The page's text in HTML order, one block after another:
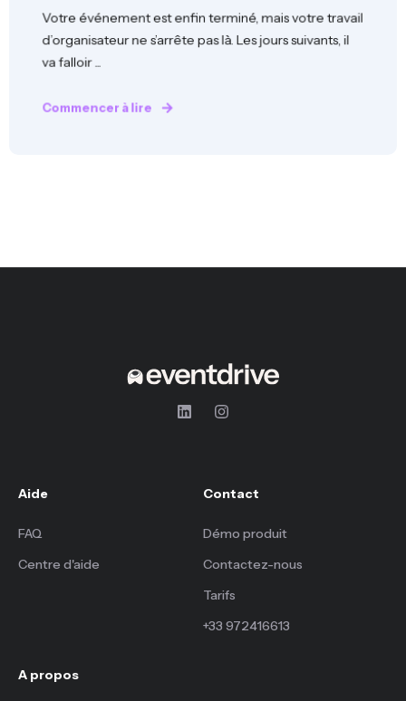
Votre événement est enfin terminé, mais votre travail
d’organisateur ne s’arrête pas là. Les jours suivants, il
va falloir ...
Commencer à lire
Aide
FAQ
Centre d'aide
Contact
Démo produit
Contactez-nous
Tarifs
+33 972416613
A propos